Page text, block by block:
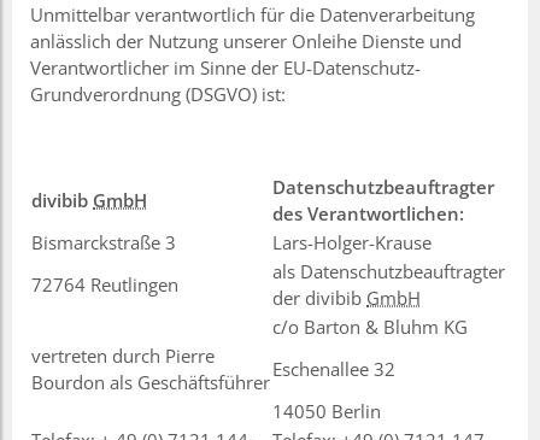
Unmittelbar verantwortlich für die Datenverarbeitung
anlässlich der Nutzung unserer Onleihe Dienste und
Verantwortlicher im Sinne der EU-Datenschutz-
Grundverordnung (DSGVO) ist:
divibib GmbH
Datenschutzbeauftragter
des Verantwortlichen:
Bismarckstraße 3
Lars-Holger-Krause
72764 Reutlingen
als Datenschutzbeauftragter
der divibib GmbH
c/o Barton & Bluhm KG
vertreten durch Pierre
Bourdon als Geschäftsführer
Eschenallee 32
14050 Berlin